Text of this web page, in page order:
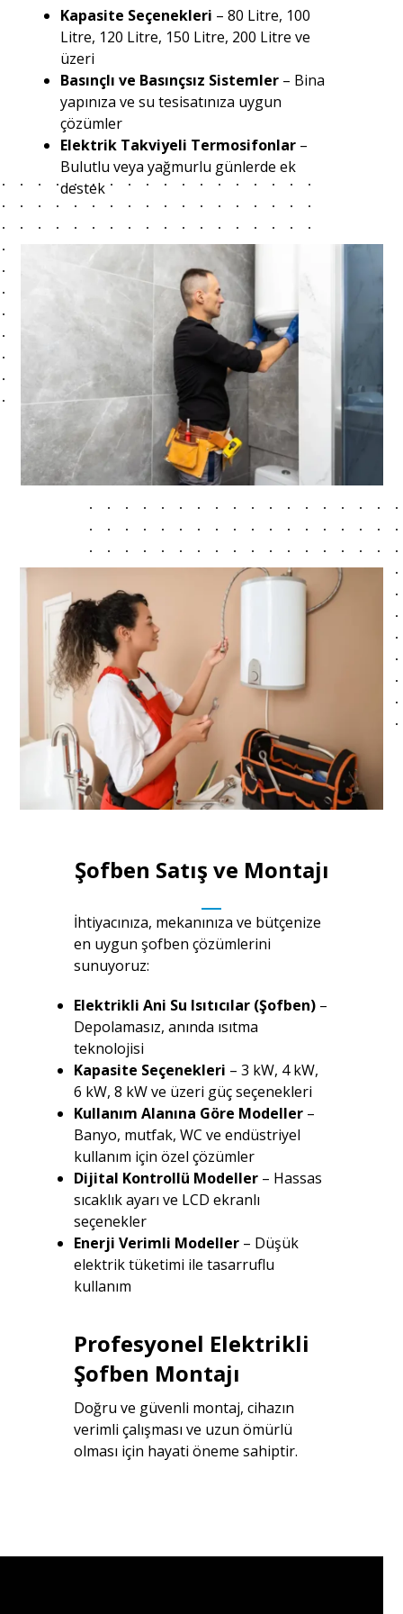
Kapasite Seçenekleri – 80 Litre, 100
Litre, 120 Litre, 150 Litre, 200 Litre ve
üzeri
Basınçlı ve Basınçsız Sistemler – Bina
yapınıza ve su tesisatınıza uygun
çözümler
Elektrik Takviyeli Termosifonlar –
Bulutlu veya yağmurlu günlerde ek
destek
Şofben Satış ve Montajı
İhtiyacınıza, mekanınıza ve bütçenize
en uygun şofben çözümlerini
sunuyoruz:
Elektrikli Ani Su Isıtıcılar (Şofben) –
Depolamasız, anında ısıtma
teknolojisi
Kapasite Seçenekleri – 3 kW, 4 kW,
6 kW, 8 kW ve üzeri güç seçenekleri
Kullanım Alanına Göre Modeller –
Banyo, mutfak, WC ve endüstriyel
kullanım için özel çözümler
Dijital Kontrollü Modeller – Hassas
sıcaklık ayarı ve LCD ekranlı
seçenekler
Enerji Verimli Modeller – Düşük
elektrik tüketimi ile tasarruflu
kullanım
Profesyonel Elektrikli
Şofben Montajı
Doğru ve güvenli montaj, cihazın
verimli çalışması ve uzun ömürlü
olması için hayati öneme sahiptir.